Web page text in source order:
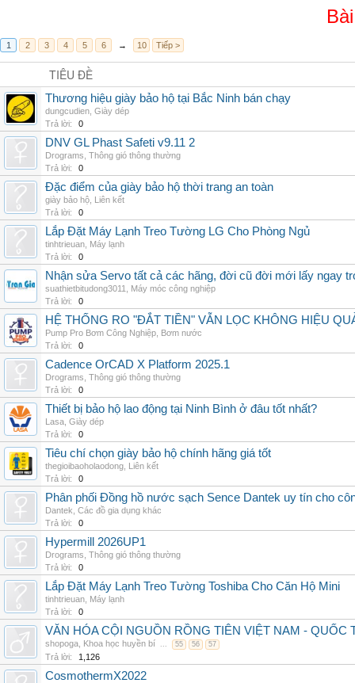
1 2 3 4 5 6 → 10 Tiếp >
TIÊU ĐỀ
Thương hiệu giày bảo hộ tại Bắc Ninh bán chạy
dungcudien Giày dép
Trả lời:
0
DNV GL Phast Safeti v9.11 2
Drograms Thông gió thông thường
Trả lời:
0
Đặc điểm của giày bảo hộ thời trang an toàn
giày bảo hộ Liên kết
Trả lời:
0
Lắp Đặt Máy Lạnh Treo Tường LG Cho Phòng Ngủ
tinhtrieuan Máy lạnh
Trả lời:
0
Nhận sửa Servo tất cả các hãng, đời cũ đời mới lấy ngay
suathietbitudong3011
Máy móc công nghiệp
Trả lời:
0
HỆ THỐNG RO "ĐẮT TIỀN" VẪN LỌC KHÔNG HIỆU
Pump Pro Bơm Công Nghiệp Bơm nước
Trả lời:
0
Cadence OrCAD X Platform 2025.1
Drograms Thông gió thông thường
Trả lời:
0
Thiết bị bảo hộ lao động tại Ninh Bình ở đâu tốt nhất?
Lasa Giày dép
Trả lời:
0
Tiêu chí chọn giày bảo hộ chính hãng giá tốt
thegioibaoholaodong Liên kết
Trả lời:
0
Phân phối Đồng hồ nước sạch Sence Dantek uy tín cho
Dantek Các đồ gia dụng khác
Trả lời:
0
Hypermill 2026UP1
Drograms Thông gió thông thường
Trả lời:
0
Lắp Đặt Máy Lạnh Treo Tường Toshiba Cho Căn Hộ Mini
tinhtrieuan Máy lạnh
Trả lời:
0
VĂN HÓA CỘI NGUỒN RỒNG TIÊN VIỆT NAM -
shopoga Khoa học huyền bí ... 55 56 57
Trả lời: 1,126
CosmothermX2022